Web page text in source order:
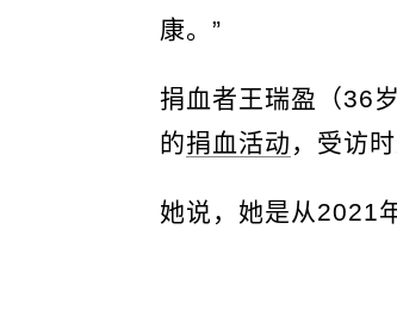
康。”
捐血者王瑞盈（36
的捐血活动 ，受访
她说，她是从2021